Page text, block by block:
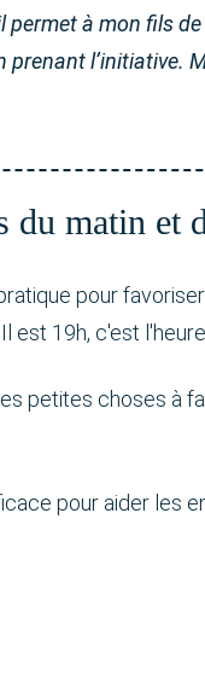
permet à mon fils
prenant l’initiative.
du matin et
pour
est 19h, c'est
petites choses à
pour aider les